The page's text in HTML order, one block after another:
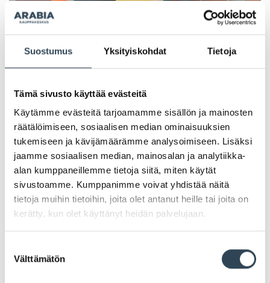
Suostumus Yksityiskohdat Tietoja
Tämä sivusto käyttää evästeitä
Käytämme evästeitä tarjoamamme sisällön ja mainosten
räätälöimiseen, sosiaalisen median ominaisuuksien
tukemiseen ja kävijämäärämme analysoimiseen. Lisäksi
jaamme sosiaalisen median, mainosalan ja analytiikka-
alan kumppaneillemme tietoja siitä, miten käytät
sivustoamme. Kumppanimme voivat yhdistää näitä
tietoja muihin tietoihin, joita olet antanut heille tai joita on
kerätty, kun olet käyttänyt heidän palvelujaan.
valinta
Välttämätön
Swappie puhelinautomaatti
Arabiassa
Nyt löydät Arabiasta Swappien puhelinautomaatin,
jossa voit myydä puhelimesi nopeasti ja
vaivattomasti! Automaatti sijaitsee